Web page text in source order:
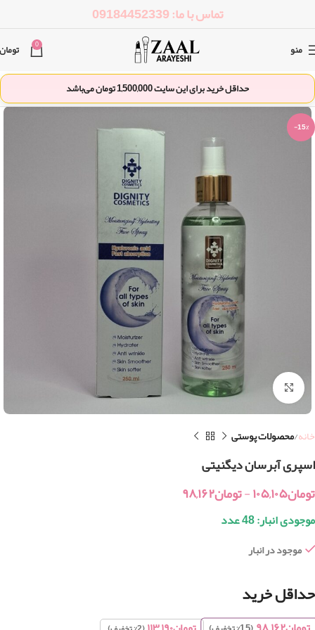
تماس با ما: 09184452339
منو 0 تومان
حداقل خرید برای این سایت1,500,000تومان می‌باشد
-15%
بزرگنمایی تصویر
خانه محصولات پوستی
اسپری آبرسان دیگنیتی
تومان۱۰۵,۱۰۵-تومان۹۸,۱۶۲
موجودی انبار: 48 عدد
موجود در انبار
حداقل خرید